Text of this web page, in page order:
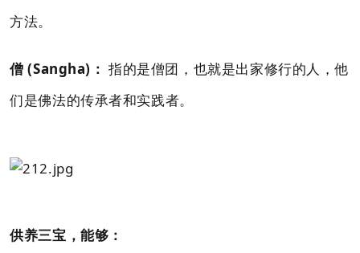
方法。
僧 (Sangha)： 指的是僧团，也就是出家修行的人，他
们是佛法的传承者和实践者。
供养三宝，能够：